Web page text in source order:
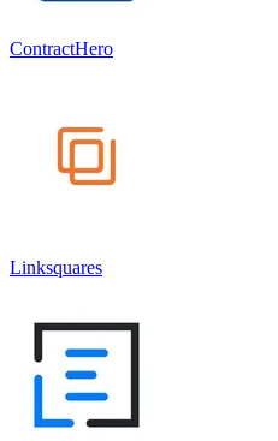
ContractHero
Linksquares